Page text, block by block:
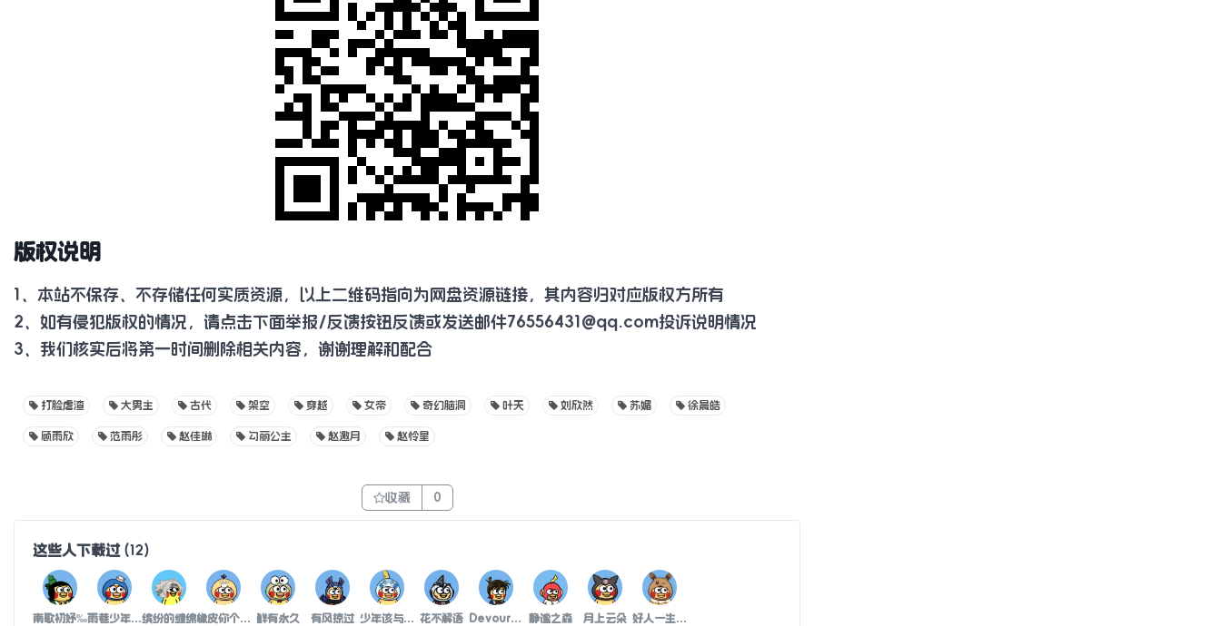
版权说明
1、本站不保存、不存储任何实质资源，以上二维码指向为网盘资源链接，其内容归对应版权方所有
2、如有侵犯版权的情况，请点击下面举报/反馈按钮反馈或发送邮件76556431@qq.com投诉说明情况
3、我们核实后将第一时间删除相关内容，谢谢理解和配合
打脸虐渣 大男主 古代 架空 穿越 女帝 奇幻脑洞 叶天 刘欣然 苏媚 徐晨皓
顾雨欣 范雨彤 赵佳琳 勾丽公主 赵邀月 赵怜星
收藏 0
这些人下载过(12)
南歌初妤‰ 雨巷少年振田缤纷的缠绵 橡皮你个粉笔擦 鲜有永久 有风掠过 少年该与不该 花不解语 Devour吞噬 静谧之森 月上云朵 好人一生平胸